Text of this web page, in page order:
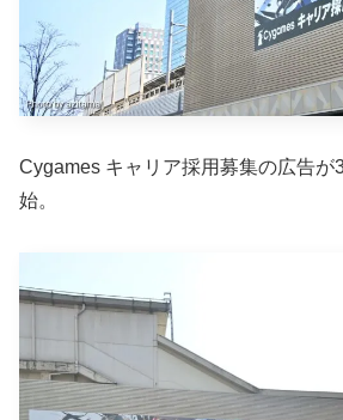
Cygames キャリア採用募集の広告が
始。